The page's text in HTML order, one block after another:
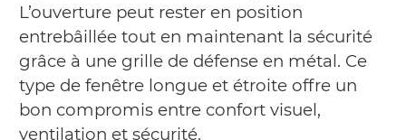
L’ouverture peut rester en position
entrebâillée tout en maintenant la sécurité
grâce à une grille de défense en métal. Ce
type de fenêtre longue et étroite offre un
bon compromis entre confort visuel,
ventilation et sécurité.